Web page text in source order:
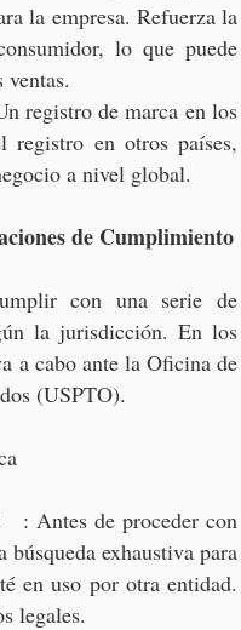
la empresa. Refuerza la
lo que puede
de marca en los
registro en otros países,
a nivel global.
de Cumplimiento
con una serie de
la jurisdicción. En los
a cabo ante la Oficina de
(USPTO).
Antes de proceder con
exhaustiva para
en uso por otra entidad.
legales.